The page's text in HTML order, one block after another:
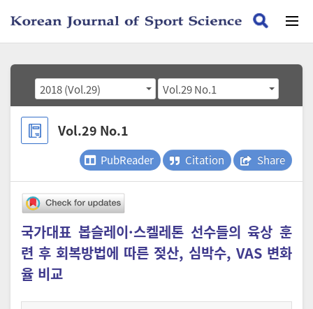
2018 (Vol.29) Vol.29 No.1
Vol.29 No.1
PubReader Citation Share
국가대표 봅슬레이·스켈레톤 선수들의 육상 훈
련 후 회복방법에 따른 젖산, 심박수, VAS 변화
율 비교